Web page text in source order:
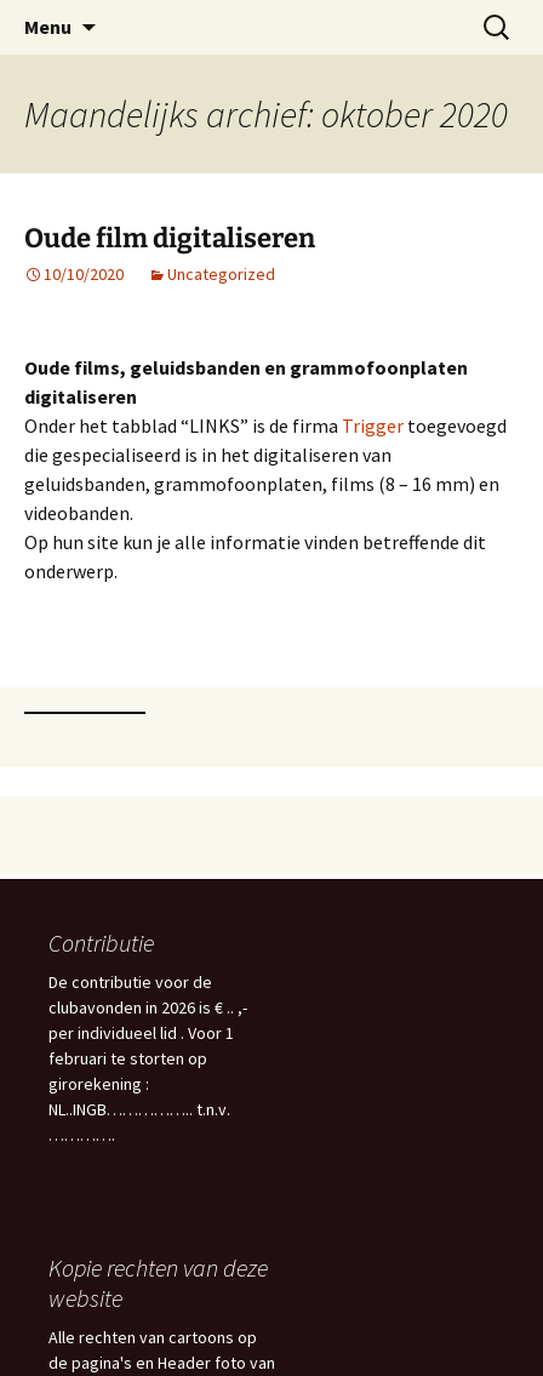
inhoud
VIDEOCLUBEDE
ESVA is uw videoclub in de regio Ede
Menu
Zoeken
naar:
Maandelijks archief: oktober 2020
Oude film digitaliseren
10/10/2020 Uncategorized
Oude films, geluidsbanden en grammofoonplaten
digitaliseren
Onder het tabblad “LINKS” is de firma Trigger toegevoegd
die gespecialiseerd is in het digitaliseren van
geluidsbanden, grammofoonplaten, films (8 – 16 mm) en
videobanden.
Op hun site kun je alle informatie vinden betreffende dit
onderwerp.
Contributie
De contributie voor de
clubavonden in 2026 is € .. ,-
per individueel lid . Voor 1
februari te storten op
girorekening :
NL..INGB…………….. t.n.v.
………….
Kopie rechten van deze
website
Alle rechten van cartoons op
de pagina's en Header foto van